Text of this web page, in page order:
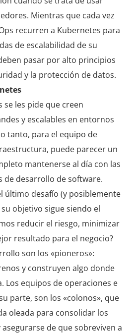
Mientras que cada vez
recurren a Kubernetes para
de escalabilidad de su
pasar por alto principios
y la protección de datos.
les pide que creen
y escalables en entornos
tanto, para el equipo de
puede parecer un
mantenerse al día con las
de desarrollo de software.
último desafío (y posiblemente
objetivo sigue siendo el
reducir el riesgo, minimizar
resultado para el negocio?
son los «pioneros»:
y construyen algo donde
Los equipos de operaciones e
parte, son los «colonos», que
oleada para consolidar los
de que sobreviven a